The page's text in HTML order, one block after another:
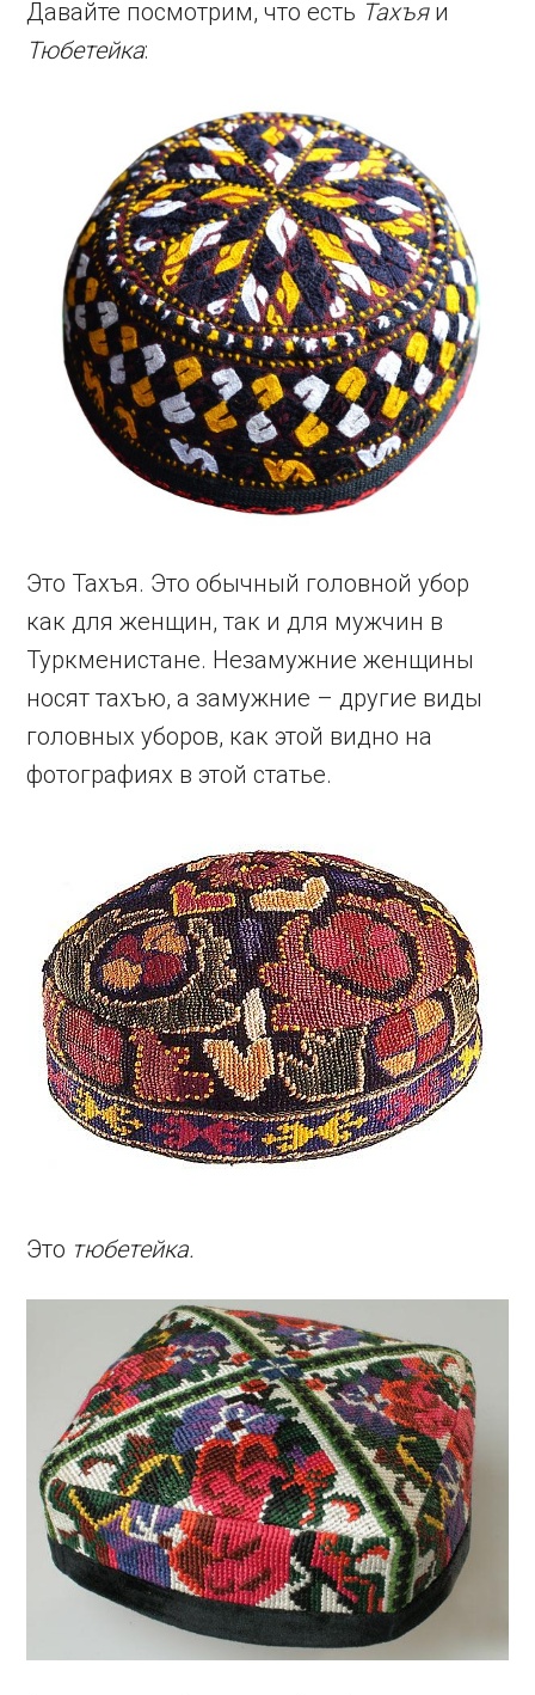
Давайте посмотрим, что есть Тахъяи
Тюбетейка:
Это Тахъя. Это обычный головной убор
как для женщин, так и для мужчин в
Туркменистане. Незамужние женщины
носят тахъю, а замужние – другие виды
головных уборов, как этой видно на
фотографиях в этой статье.
Это тюбетейка.